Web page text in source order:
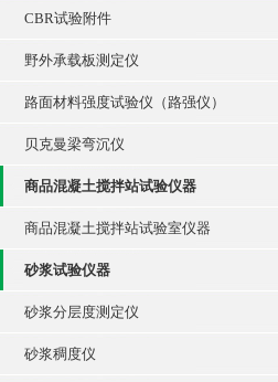
CBR试验附件
野外承载板测定仪
路面材料强度试验仪（路强仪）
贝克曼梁弯沉仪
商品混凝土搅拌站试验仪器
商品混凝土搅拌站试验室仪器
砂浆试验仪器
砂浆分层度测定仪
砂浆稠度仪